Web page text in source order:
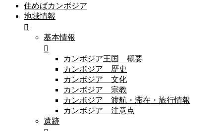
住めばカンボジア
地域情報
基本情報
カンボジア王国 概要
カンボジア 歴史
カンボジア 文化
カンボジア 宗教
カンボジア 渡航・滞在・旅行情報
カンボジア 注意点
遺跡